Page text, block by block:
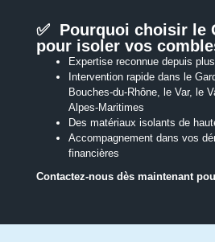
✅ Pourquoi choisir le
pour isoler vos
Expertise reconnue depuis
Intervention rapide dans le
Bouches-du-Rhône, le Var, le
Alpes-Maritimes
Des matériaux isolants de
Accompagnement dans vos
financières
Contactez-nous dès maintenant